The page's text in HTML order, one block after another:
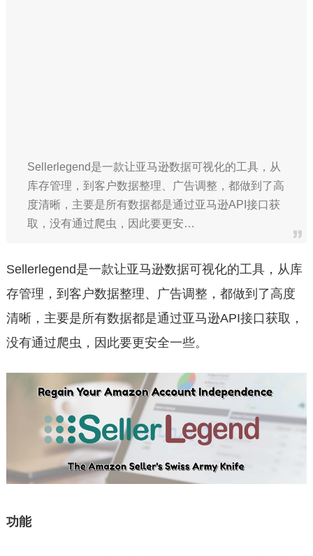
Sellerlegend是一款让亚马逊数据可视化的工具，从
库存管理，到客户数据整理、广告调整，都做到了高
度清晰，主要是所有数据都是通过亚马逊API接口获
取，没有通过爬虫，因此要更安…
Sellerlegend是一款让亚马逊数据可视化的工具，从库
存管理，到客户数据整理、广告调整，都做到了高度
清晰，主要是所有数据都是通过亚马逊API接口获取，
没有通过爬虫，因此要更安全一些。
功能